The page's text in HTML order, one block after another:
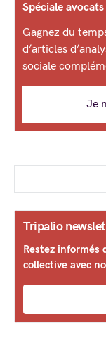
Spéciale avocats
Gagnez du
d’articles
sociale
Je
Tripalio
Restez informés
collective avec